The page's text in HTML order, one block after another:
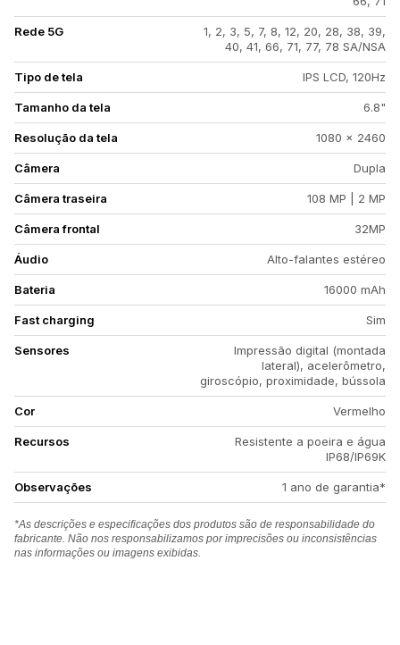
Rede 5G
1, 2, 3, 5, 7, 8, 12, 20, 28, 38, 39,
40, 41, 66, 71, 77, 78 SA/NSA
Tipo de tela IPS LCD, 120Hz
Tamanho da tela 6.8"
Resolução da tela 1080 x 2460
Câmera Dupla
Câmera traseira 108 MP | 2 MP
Câmera frontal 32MP
Áudio Alto-falantes estéreo
Bateria 16000 mAh
Fast charging Sim
Sensores
Impressão digital (montada
lateral), acelerômetro,
giroscópio, proximidade, bússola
Cor Vermelho
Recursos
Resistente a poeira e água
IP68/IP69K
Observações 1 ano de garantia*
*As descrições e especificações dos produtos são de responsabilidade do
fabricante. Não nos responsabilizamos por imprecisões ou inconsistências
nas informações ou imagens exibidas.